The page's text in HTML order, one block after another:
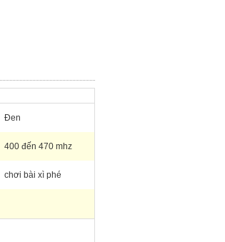
Đen
400 đến 470 mhz
chơi bài xì phé